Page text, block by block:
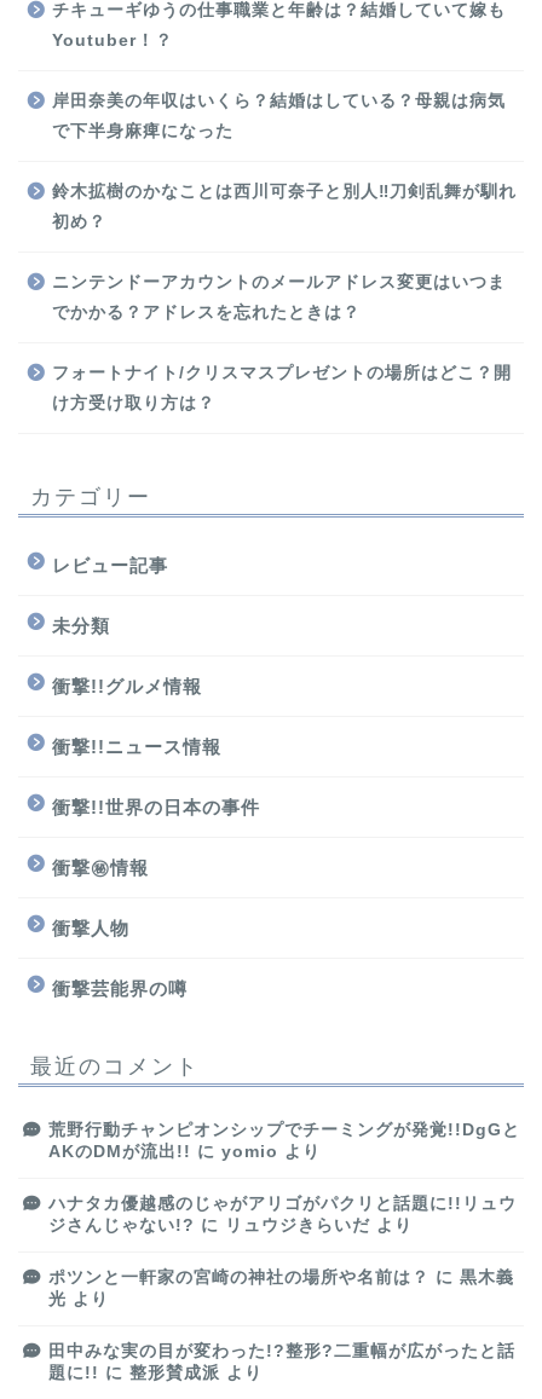
チキューギゆうの仕事職業と年齢は？結婚していて嫁も
Youtuber！？
岸田奈美の年収はいくら？結婚はしている？母親は病気
で下半身麻痺になった
鈴木拡樹のかなことは西川可奈子と別人‼刀剣乱舞が馴れ
初め？
ニンテンドーアカウントのメールアドレス変更はいつま
でかかる？アドレスを忘れたときは？
フォートナイト/クリスマスプレゼントの場所はどこ？開
け方受け取り方は？
カテゴリー
レビュー記事
未分類
衝撃!!グルメ情報
衝撃!!ニュース情報
衝撃!!世界の日本の事件
衝撃㊙情報
衝撃人物
衝撃芸能界の噂
最近のコメント
荒野行動チャンピオンシップでチーミングが発覚!!DgGと
AKのDMが流出!! に yomio より
ハナタカ優越感のじゃがアリゴがパクリと話題に!!リュウ
ジさんじゃない!? に リュウジきらいだ より
ポツンと一軒家の宮崎の神社の場所や名前は？ に 黒木義
光 より
田中みな実の目が変わった!?整形?二重幅が広がったと話
題に!! に 整形賛成派 より